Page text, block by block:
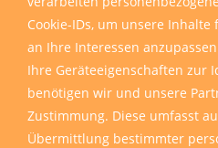
Cookie-IDs, um unsere
an Ihre Interessen
Ihre Geräteeigenschaften zur
benötigen wir und unsere
Zustimmung. Diese umfasst
Übermittlung bestimmter